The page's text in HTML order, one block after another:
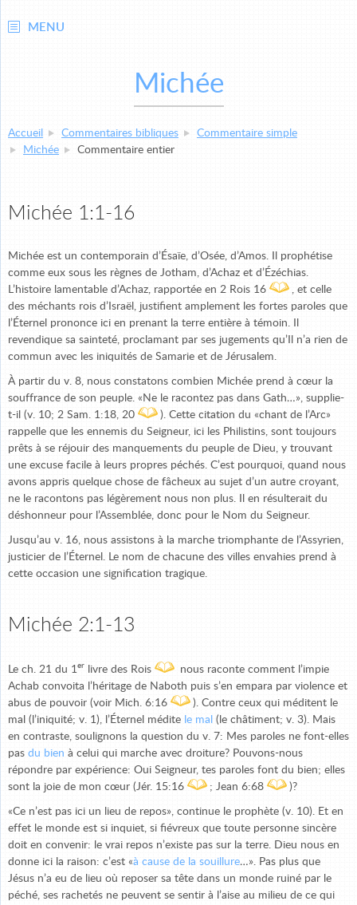
MENU
Michée
Accueil Commentaires bibliques
Commentaire simple
Michée
Commentaire entier
Michée 1:1-16
Michée est un contemporain d’Ésaïe, d’Osée, d’Amos. Il prophétise
comme eux sous les règnes de Jotham, d’Achaz et d’Ézéchias.
L’histoire lamentable d’Achaz, rapportée en 2 Rois 16
, et celle
des méchants rois d’Israël, justifient amplement les fortes paroles que
l’Éternel prononce ici en prenant la terre entière à témoin. Il
revendique sa sainteté, proclamant par ses jugements qu’Il n’a rien de
commun avec les iniquités de Samarie et de Jérusalem.
À partir du v. 8, nous constatons combien Michée prend à cœur la
souffrance de son peuple. «Ne le racontez pas dans Gath…», supplie-
t-il (v. 10; 2 Sam. 1:18, 20
). Cette citation du «chant de l’Arc»
rappelle que les ennemis du Seigneur, ici les Philistins, sont toujours
prêts à se réjouir des manquements du peuple de Dieu, y trouvant
une excuse facile à leurs propres péchés. C’est pourquoi, quand nous
avons appris quelque chose de fâcheux au sujet d’un autre croyant,
ne le racontons pas légèrement nous non plus. Il en résulterait du
déshonneur pour l’Assemblée, donc pour le Nom du Seigneur.
Jusqu’au v. 16, nous assistons à la marche triomphante de l’Assyrien,
justicier de l’Éternel. Le nom de chacune des villes envahies prend à
cette occasion une signification tragique.
Michée 2:1-13
Le ch. 21 du 1 er livre des Rois
nous raconte comment l’impie
Achab convoita l’héritage de Naboth puis s’en empara par violence et
abus de pouvoir (voir Mich. 6:16
). Contre ceux qui méditent le
mal (l’iniquité; v. 1), l’Éternel médite le mal (le châtiment; v. 3). Mais
en contraste, soulignons la question du v. 7: Mes paroles ne font-elles
pas du bien à celui qui marche avec droiture? Pouvons-nous
répondre par expérience: Oui Seigneur, tes paroles font du bien; elles
sont la joie de mon cœur (Jér. 15:16
; Jean 6:68 )?
«Ce n’est pas ici un lieu de repos», continue le prophète (v. 10). Et en
effet le monde est si inquiet, si fiévreux que toute personne sincère
doit en convenir: le vrai repos n’existe pas sur la terre. Dieu nous en
donne ici la raison: c’est «à cause de la souillure…». Pas plus que
Jésus n’a eu de lieu où reposer sa tête dans un monde ruiné par le
péché, ses rachetés ne peuvent se sentir à l’aise au milieu de ce qui